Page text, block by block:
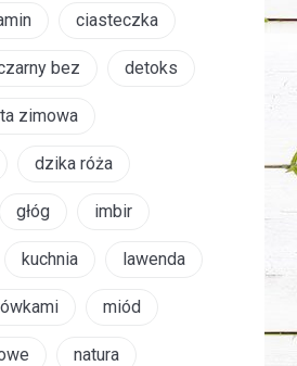
ciasteczka
bez detoks
zimowa
dzika róża
głóg imbir
kuchnia lawenda
miód
natura